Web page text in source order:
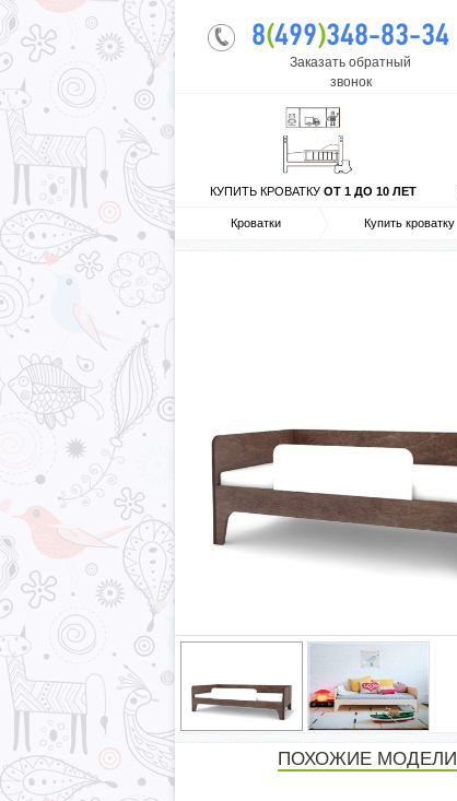
8(499)348-83-34
Заказать обратный
звонок
КУПИТЬ КРОВАТКУ ОТ 1 ДО 10 ЛЕТ
Кроватки Купить кроватку
ПОХОЖИЕ МОДЕЛИ